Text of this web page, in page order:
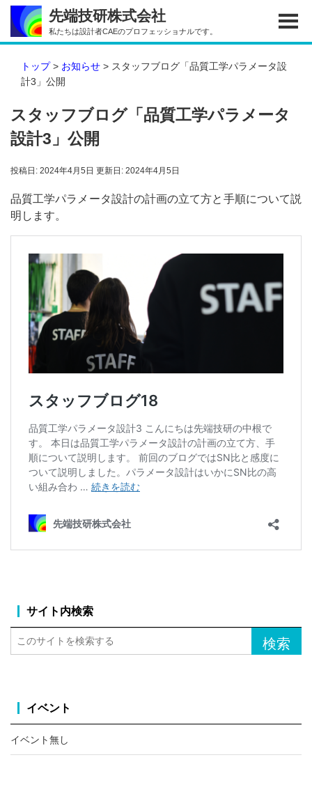
Skip
main
content
Skip
primary
sidebar
Skip
footer
先端技研株式会社
私たちは設計者CAEのプロフェッショナルです。
トップ> お知らせ > スタッフブログ「品質工学パラメータ設
計3」公開
スタッフブログ「品質工学パラメータ
設計3」公開
投稿日: 2024年4月5日 更新日: 2024年4月5日
品質工学パラメータ設計の計画の立て方と手順について説
明します。
サ
イ
ド
サイト内検索
の
ト
検
索
イベント
イベント無し